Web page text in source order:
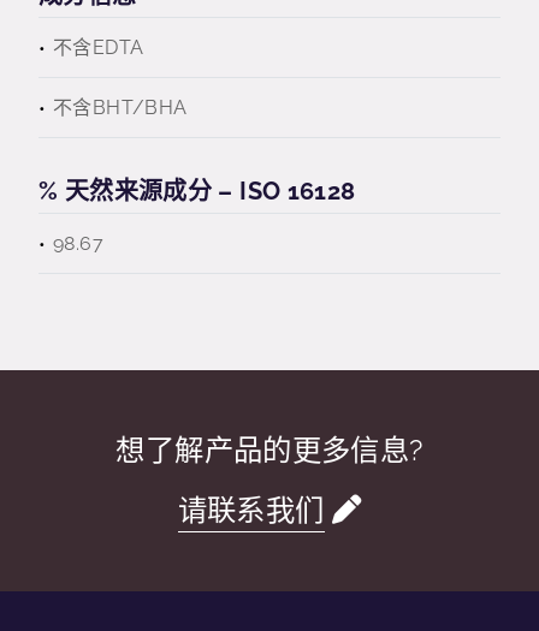
不含EDTA
不含BHT/BHA
% 天然来源成分 – ISO 16128
98.67
想了解产品的更多信息?
请联系我们